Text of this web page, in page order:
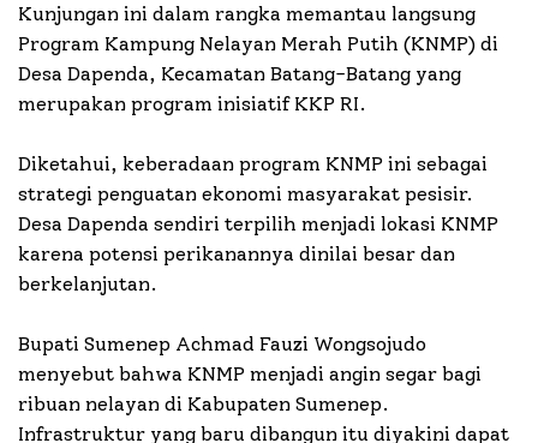
Kunjungan ini dalam rangka memantau langsung
Program Kampung Nelayan Merah Putih (KNMP) di
Desa Dapenda, Kecamatan Batang-Batang yang
merupakan program inisiatif KKP RI.
Diketahui, keberadaan program KNMP ini sebagai
strategi penguatan ekonomi masyarakat pesisir.
Desa Dapenda sendiri terpilih menjadi lokasi KNMP
karena potensi perikanannya dinilai besar dan
berkelanjutan.
Bupati Sumenep Achmad Fauzi Wongsojudo
menyebut bahwa KNMP menjadi angin segar bagi
ribuan nelayan di Kabupaten Sumenep.
Infrastruktur yang baru dibangun itu diyakini dapat